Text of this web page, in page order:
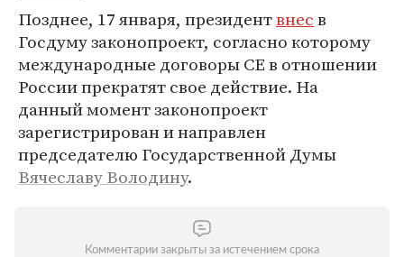
Позднее, 17 января, президентвнесв
Госдуму законопроект, согласно которому
международные договоры СЕ в отношении
России прекратят свое действие. На
данный момент законопроект
зарегистрирован и направлен
председателю Государственной Думы
Вячеславу Володину.
Комментарии закрыты за истечением срока